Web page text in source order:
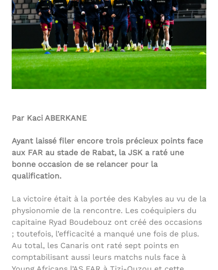
Par Kaci ABERKANE
Ayant laissé filer encore trois précieux points face
aux FAR au stade de Rabat, la JSK a raté une
bonne occasion de se relancer pour la
qualification.
La victoire était à la portée des Kabyles au vu de la
physionomie de la rencontre. Les coéquipiers du
capitaine Ryad Boudebouz ont créé des occasions
; toutefois, l’efficacité a manqué une fois de plus.
Au total, les Canaris ont raté sept points en
comptabilisant aussi leurs matchs nuls face à